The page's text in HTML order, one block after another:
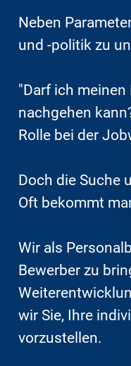
Neben
und -politik zu
"Darf ich
nachgehen
Rolle bei der
Doch die Suche
Oft bekommt
Wir als
Bewerber zu
wir Sie, Ihre
vorzustellen.